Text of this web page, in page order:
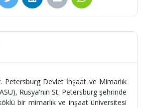
Petersburg Devlet İnşaat ve Mimarlık
Rusya'nın St. Petersburg şehrinde
bir mimarlık ve inşaat üniversitesi